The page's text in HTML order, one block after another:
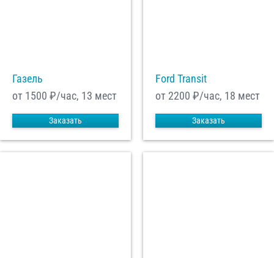
Газель
от 1500 ₽/час, 13 мест
Заказать
Ford Transit
от 2200 ₽/час, 18 мест
Заказать
Отправить заказ